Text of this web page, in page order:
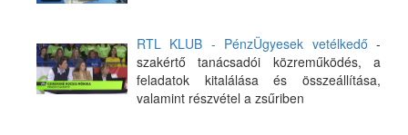
RTL KLUB - PénzÜgyesek vetélkedő -
szakértő tanácsadói közreműködés, a
feladatok kitalálása és összeállítása,
valamint részvétel a zsűriben